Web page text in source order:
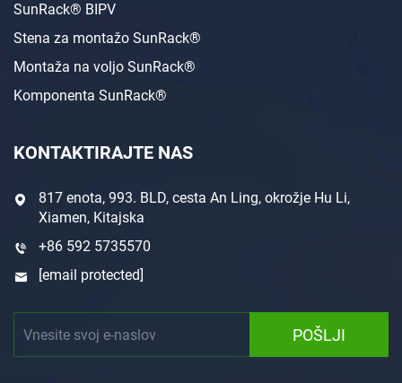
SunRack® BIPV
Stena za montažo SunRack®
Montaža na voljo SunRack®
Komponenta SunRack®
KONTAKTIRAJTE NAS
817 enota, 993. BLD, cesta An Ling, okrožje Hu Li,
Xiamen, Kitajska
+86 592 5735570
[email protected]
POŠLJI